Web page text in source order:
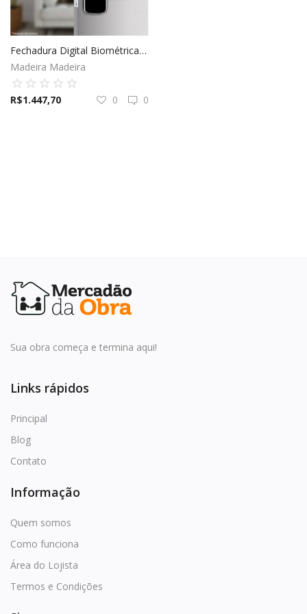
Hidráulica
Favoritos
Fechadura Digital Biométrica Fde-201 Pado Preto
Madeira Madeira
R$1.447,70 0
0
Sua obra começa e termina aqui!
Links rápidos
Principal
Blog
Contato
Informação
Quem somos
Como funciona
Área do Lojista
Termos e Condições